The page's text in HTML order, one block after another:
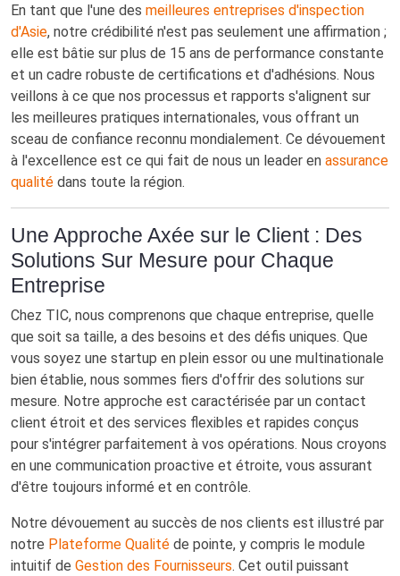
En tant que l'une des meilleures entreprises d'inspection
d'Asie, notre crédibilité n'est pas seulement une affirmation ;
elle est bâtie sur plus de 15 ans de performance constante
et un cadre robuste de certifications et d'adhésions. Nous
veillons à ce que nos processus et rapports s'alignent sur
les meilleures pratiques internationales, vous offrant un
sceau de confiance reconnu mondialement. Ce dévouement
à l'excellence est ce qui fait de nous un leader en assurance
qualité dans toute la région.
Une Approche Axée sur le Client : Des
Solutions Sur Mesure pour Chaque
Entreprise
Chez TIC, nous comprenons que chaque entreprise, quelle
que soit sa taille, a des besoins et des défis uniques. Que
vous soyez une startup en plein essor ou une multinationale
bien établie, nous sommes fiers d'offrir des solutions sur
mesure. Notre approche est caractérisée par un contact
client étroit et des services flexibles et rapides conçus
pour s'intégrer parfaitement à vos opérations. Nous croyons
en une communication proactive et étroite, vous assurant
d'être toujours informé et en contrôle.
Notre dévouement au succès de nos clients est illustré par
notre Plateforme Qualité de pointe, y compris le module
intuitif de Gestion des Fournisseurs. Cet outil puissant